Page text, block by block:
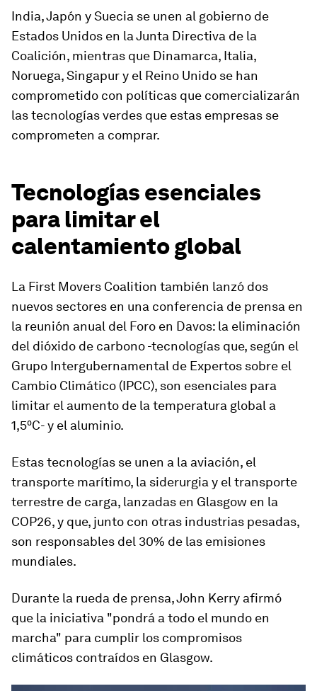
India, Japón y Suecia se unen al gobierno de
Estados Unidos en la Junta Directiva de la
Coalición, mientras que Dinamarca, Italia,
Noruega, Singapur y el Reino Unido se han
comprometido con políticas que comercializarán
las tecnologías verdes que estas empresas se
comprometen a comprar.
Tecnologías esenciales
para limitar el
calentamiento global
La First Movers Coalition también lanzó dos
nuevos sectores en una conferencia de prensa en
la reunión anual del Foro en Davos: la eliminación
del dióxido de carbono -tecnologías que, según el
Grupo Intergubernamental de Expertos sobre el
Cambio Climático (IPCC), son esenciales para
limitar el aumento de la temperatura global a
1,5⁰C- y el aluminio.
Estas tecnologías se unen a la aviación, el
transporte marítimo, la siderurgia y el transporte
terrestre de carga, lanzadas en Glasgow en la
COP26, y que, junto con otras industrias pesadas,
son responsables del 30% de las emisiones
mundiales.
Durante la rueda de prensa, John Kerry afirmó
que la iniciativa "pondrá a todo el mundo en
marcha" para cumplir los compromisos
climáticos contraídos en Glasgow.